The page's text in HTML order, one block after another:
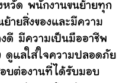
หวัด พนักงานขนย้ายทุก
ายสิ่งของและมีความ
งดี มีความเป็นมืออาชีพ
ดูแลใส่ใจความปลอดภัย
บต่องานที่ได้รับมอบ